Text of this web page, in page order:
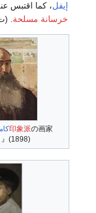
إيفل، كما اقتبس
خرسانة مسلحة . (ت.
印象派の画家
(1898)